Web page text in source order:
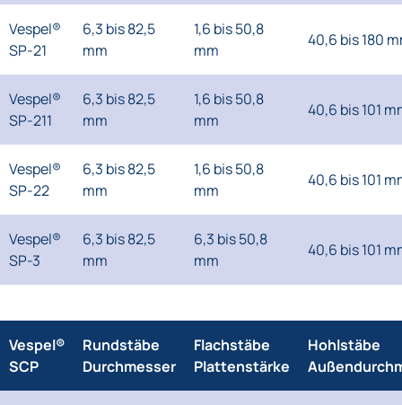
Vespel®
SP-21
6,3 bis 82,5
mm
1,6 bis 50,8
mm
40,6 bis 180
Vespel®
SP-211
6,3 bis 82,5
mm
1,6 bis 50,8
mm
40,6 bis 101
Vespel®
SP-22
6,3 bis 82,5
mm
1,6 bis 50,8
mm
40,6 bis 101
Vespel®
SP-3
6,3 bis 82,5
mm
6,3 bis 50,8
mm
40,6 bis 101
Vespel®
SCP
Rundstäbe
Durchmesser
Flachstäbe
Plattenstärke
Hohlstäbe